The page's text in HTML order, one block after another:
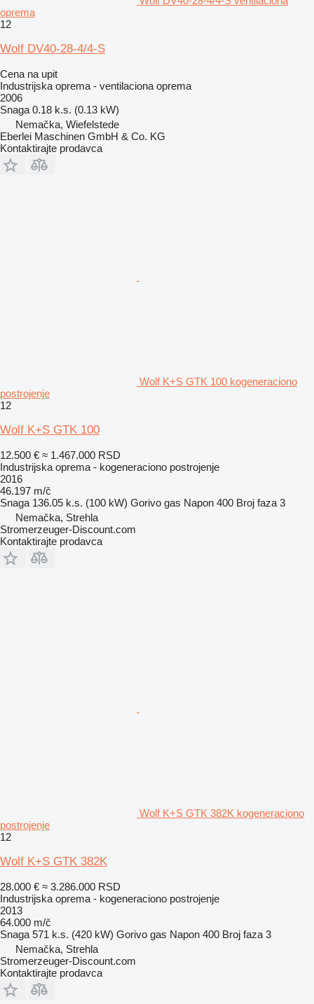
oprema
12
Wolf DV40-28-4/4-S
Cena na upit
Industrijska oprema - ventilaciona oprema
2006
Snaga 0.18 k.s. (0.13 kW)
Nemačka, Wiefelstede
Eberlei Maschinen GmbH & Co. KG
Kontaktirajte prodavca
Wolf K+S GTK 100 kogeneraciono
postrojenje
12
Wolf K+S GTK 100
12.500 € ≈ 1.467.000 RSD
Industrijska oprema - kogeneraciono postrojenje
2016
46.197 m/č
Snaga 136.05 k.s. (100 kW) Gorivo gas Napon 400 Broj faza 3
Nemačka, Strehla
Stromerzeuger-Discount.com
Kontaktirajte prodavca
Wolf K+S GTK 382K kogeneraciono
postrojenje
12
Wolf K+S GTK 382K
28.000 € ≈ 3.286.000 RSD
Industrijska oprema - kogeneraciono postrojenje
2013
64.000 m/č
Snaga 571 k.s. (420 kW) Gorivo gas Napon 400 Broj faza 3
Nemačka, Strehla
Stromerzeuger-Discount.com
Kontaktirajte prodavca